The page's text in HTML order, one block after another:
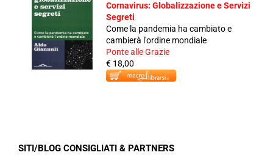
Cornavirus: Globalizzazione e Servizi
Segreti
Come la pandemia ha cambiato e
cambierà l'ordine mondiale
Ponte alle Grazie
€ 18,00
SITI/BLOG CONSIGLIATI & PARTNERS